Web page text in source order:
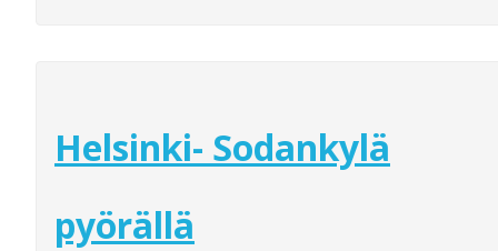
Helsinki- Sodankylä
pyörällä